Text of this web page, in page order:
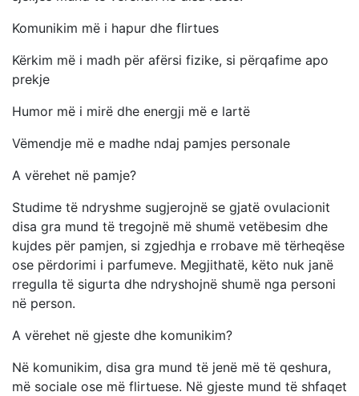
Komunikim më i hapur dhe flirtues
Kërkim më i madh për afërsi fizike, si përqafime apo
prekje
Humor më i mirë dhe energji më e lartë
Vëmendje më e madhe ndaj pamjes personale
A vërehet në pamje?
Studime të ndryshme sugjerojnë se gjatë ovulacionit
disa gra mund të tregojnë më shumë vetëbesim dhe
kujdes për pamjen, si zgjedhja e rrobave më tërheqëse
ose përdorimi i parfumeve. Megjithatë, këto nuk janë
rregulla të sigurta dhe ndryshojnë shumë nga personi
në person.
A vërehet në gjeste dhe komunikim?
Në komunikim, disa gra mund të jenë më të qeshura,
më sociale ose më flirtuese. Në gjeste mund të shfaqet